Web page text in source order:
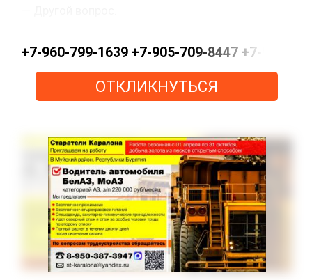
+7-960-799-1639 +7-905-709-8447 +7-963-
ОТКЛИКНУТЬСЯ